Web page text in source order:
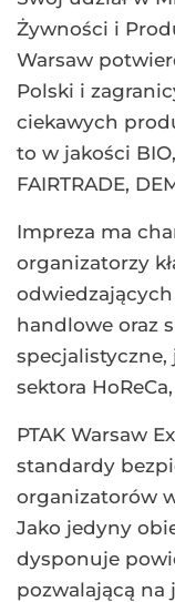
Żywności i
Warsaw
Polski i
ciekawych
to w jakości
FAIRTRADE,
Impreza ma
organizatorzy
handlowe oraz
sektora
PTAK Warsaw
standardy
organizatorów
Jako jedyny
dysponuje
pozwalającą